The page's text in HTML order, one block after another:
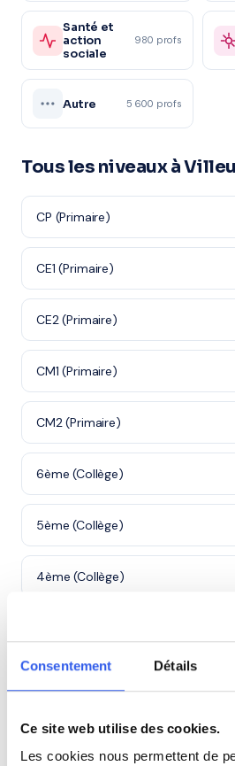
Consentement Détails
Ce site web utilise des cookies.
Les cookies nous permettent de
Santé et
action
sociale
980 profs
Autre 5 600 profs
Tous les niveaux à
CP (Primaire)
CE1 (Primaire)
CE2 (Primaire)
CM1 (Primaire)
CM2 (Primaire)
6ème (Collège)
5ème (Collège)
4ème (Collège)
Première (Lycée)